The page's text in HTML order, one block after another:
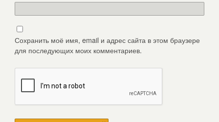
Сохранить моё имя, email и адрес сайта в этом браузере
для последующих моих комментариев.